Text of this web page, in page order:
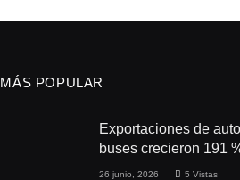
MÁS POPULAR
Exportaciones de
buses crecieron 191
primeros cuatro
26 junio, 2026 5Vistas